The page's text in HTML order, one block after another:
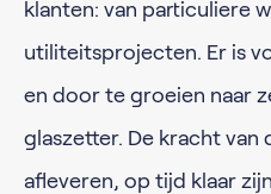
klanten: van particuliere
utiliteitsprojecten. Er is
en door te groeien naar
glaszetter. De kracht
afleveren, op tijd klaar